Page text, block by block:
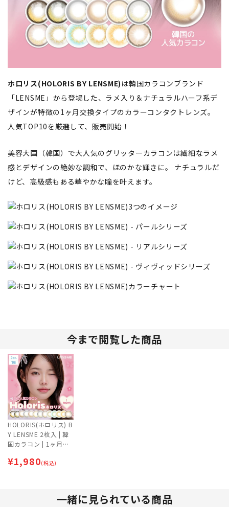
ホロリス(HOLORIS BY LENSME) は韓国カラコンブランド
「LENSME」から登場した、ラメ入り＆ナチュラルハーフ系デ
ザインが特徴の1ヶ月交換タイプのカラーコンタクトレンズ。
人気TOP10を厳選して、販売開始！
美容大国（韓国）で大人気のグリッターカラコンは繊細なラメ
感とデザインの絶妙な調和で、ほのかな輝きに。 ナチュラルだ
けど、高級感もある華やかな瞳を叶えます。
今まで閲覧した商品
HOLORIS(ホロリス) B
Y LENSME 2枚入 | 韓
国カラコン | 1ヶ月交
¥1,980(税込)
一緒に見られている商品